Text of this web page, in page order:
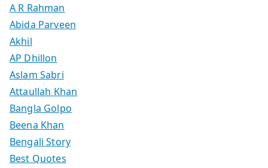
A R Rahman
Abida Parveen
Akhil
AP Dhillon
Aslam Sabri
Attaullah Khan
Bangla Golpo
Beena Khan
Bengali Story
Best Quotes